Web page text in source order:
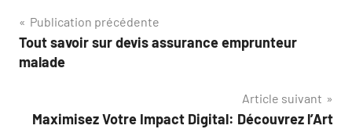
Navigation
de
Publication précédente
Tout savoir sur devis assurance emprunteur
malade
Article suivant
Maximisez Votre Impact Digital: Découvrez l’Art